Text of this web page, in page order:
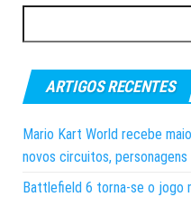
ARTIGOS RECENTES
Mario Kart World recebe
novos circuitos,
Battlefield 6 torna-se o jogo